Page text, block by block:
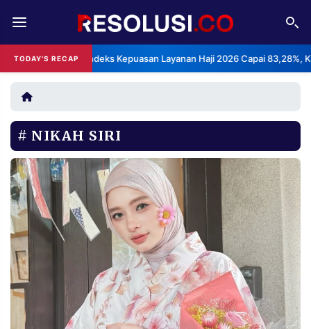
TODAY'S RECAPBPS: Indeks Kepuasan Layanan Haji 2026 Capai 83,28%,
REDAKSI TENTANG
RESOLUSI IKLAN
RUBRIKASI
EDITORIAL AKSARA
FINANSIA PERSONA
DAERAH NASIONAL
MANCA SPORT
INFORMASI
PRIVACY
POLICY
BERITA
WARGA
NIKAH SIRI